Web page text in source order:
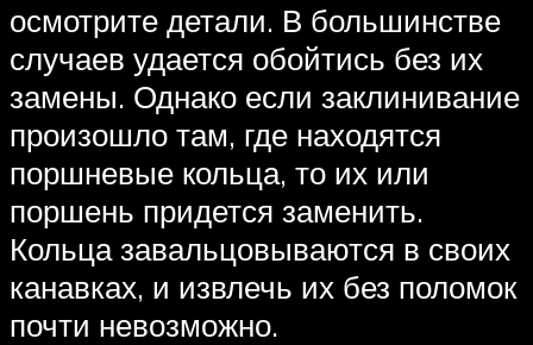
осмотрите детали. В большинстве
случаев удается обойтись без их
замены. Однако если заклинивание
произошло там, где находятся
поршневые кольца, то их или
поршень придется заменить.
Кольца завальцовываются в своих
канавках, и извлечь их без поломок
почти невозможно.